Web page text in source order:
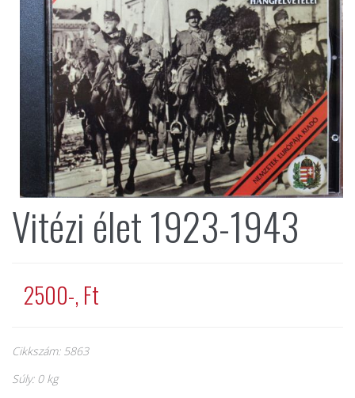
Vitézi élet 1923-1943
2500-, Ft
Cikkszám: 5863
Súly: 0 kg